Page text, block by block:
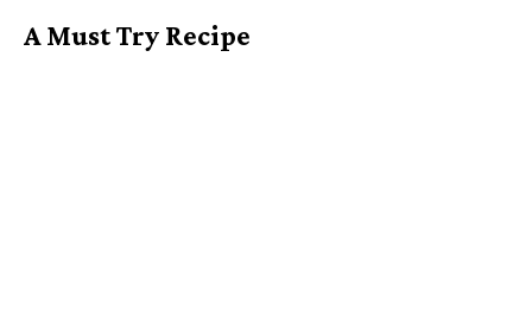
A Must Try Recipe